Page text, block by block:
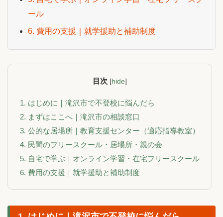
ール
6. 費用の支援｜就学援助と補助制度
目次 [hide]
1. はじめに｜滝沢市で不登校に悩んだら
2. まずはここへ｜滝沢市の相談窓口
3. 公的な居場所｜教育支援センター（適応指導教室）
4. 民間のフリースクール・居場所・親の会
5. 自宅で学ぶ｜オンライン学習・在宅フリースクール
6. 費用の支援｜就学援助と補助制度